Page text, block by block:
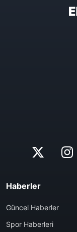
Haberler
Güncel Haberler
Spor Haberleri